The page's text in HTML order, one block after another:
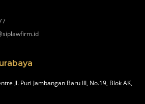
Jl. Puri Jambangan Baru III, No.19, Blok AK,